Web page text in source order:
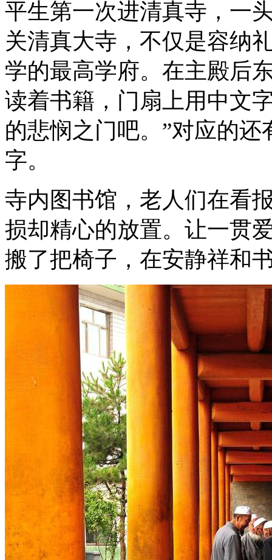
平生第一次进清真寺，一
关清真大寺，不仅是容纳
学的最高学府。在主殿后
读着书籍，门扇上用中文
的悲悯之门吧。”对应的
字。
寺内图书馆，老人们在看
损却精心的放置。让一贯
搬了把椅子，在安静祥和